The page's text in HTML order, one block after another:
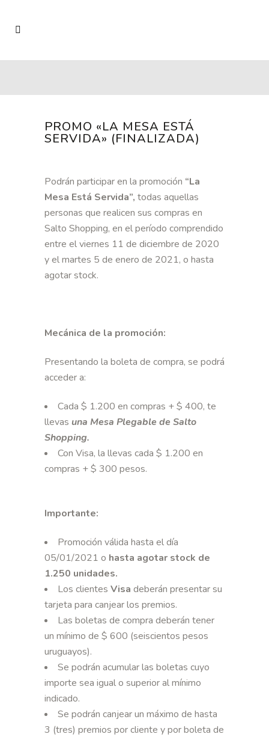
PROMO «LA MESA ESTÁ
SERVIDA» (FINALIZADA)
Podrán participar en la promoción “La
Mesa Está Servida”, todas aquellas
personas que realicen sus compras en
Salto Shopping, en el período comprendido
entre el viernes 11 de diciembre de 2020
y el martes 5 de enero de 2021, o hasta
agotar stock.
Mecánica de la promoción:
Presentando la boleta de compra, se podrá
acceder a:
Cada $ 1.200 en compras + $ 400, te
llevas una Mesa Plegable de Salto
Shopping.
Con Visa, la llevas cada $ 1.200 en
compras + $ 300 pesos.
Importante:
Promoción válida hasta el día
05/01/2021 o hasta agotar stock de
1.250 unidades.
Los clientes Visa deberán presentar su
tarjeta para canjear los premios.
Las boletas de compra deberán tener
un mínimo de $ 600 (seiscientos pesos
uruguayos).
Se podrán acumular las boletas cuyo
importe sea igual o superior al mínimo
indicado.
Se podrán canjear un máximo de hasta
3 (tres) premios por cliente y por boleta de